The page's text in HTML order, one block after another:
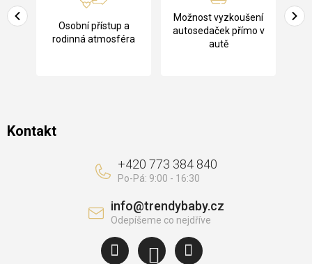
a
Osobní přístup a
rodinná atmosféra
Možnost vyzkoušení
autosedaček přímo v
autě
Kontakt
info@trendybaby.cz
+420 773 384 840